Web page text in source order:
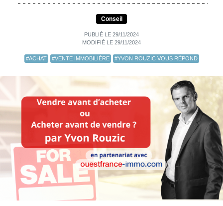
Conseil
PUBLIÉ LE 29/11/2024
MODIFIÉ LE 29/11/2024
#ACHAT #VENTE IMMOBILIÈRE #YVON ROUZIC VOUS RÉPOND